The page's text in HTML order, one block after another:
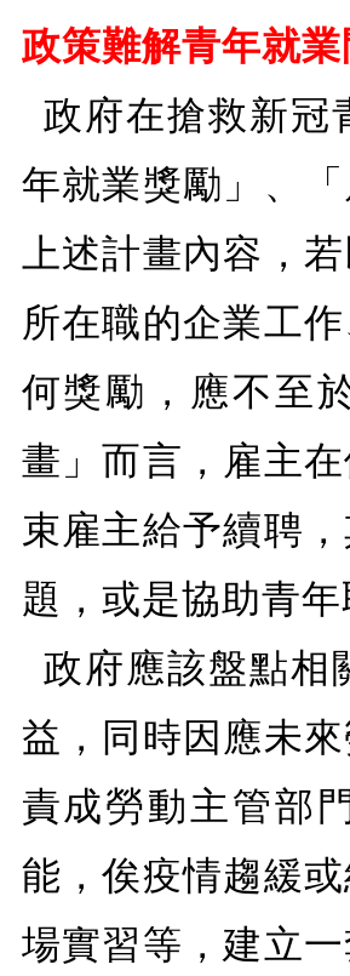
政策難解青年就
政府在搶救新冠
年就業獎勵」、
上述計畫內容，
所在職的企業工
何獎勵，應不至
畫」而言，雇主
束雇主給予續聘
題，或是協助青
政府應該盤點相
益，同時因應未
責成勞動主管部
能，俟疫情趨緩
場實習等，建立